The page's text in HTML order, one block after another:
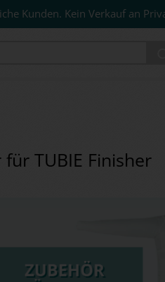
Kunden. Kein Verkauf an
TUBIE Finisher